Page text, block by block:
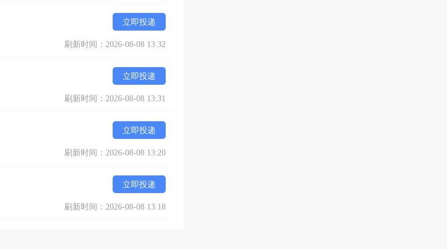
立即投递
刷新时间：2026-08-08 13:32
立即投递
刷新时间：2026-08-08 13:31
立即投递
刷新时间：2026-08-08 13:20
立即投递
刷新时间：2026-08-08 13:18